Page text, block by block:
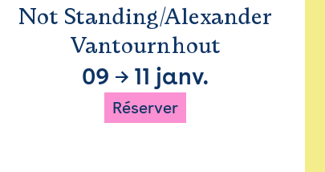
Not Standing/Alexander
Vantournhout
09 → 11 janv.
Réserver